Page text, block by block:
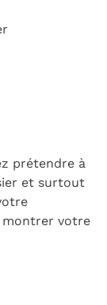
prétendre à
et surtout
montrer votre